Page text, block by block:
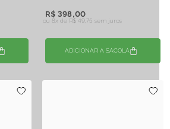
R$ 398,00
ou 8x de R$ 49,75 sem juros
ADICIONAR A SACOLA